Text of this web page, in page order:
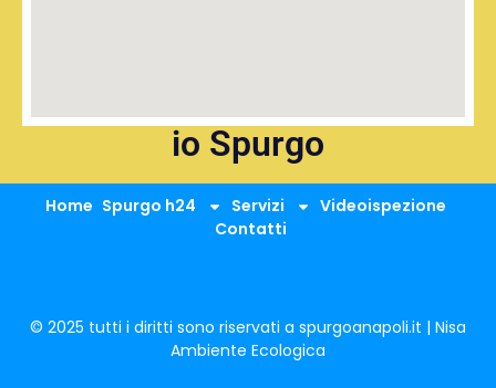
io Spurgo
Home Spurgo h24 Servizi
Videoispezione
Contatti
© 2025 tutti i diritti sono riservati a spurgoanapoli.it | Nisa
Ambiente Ecologica